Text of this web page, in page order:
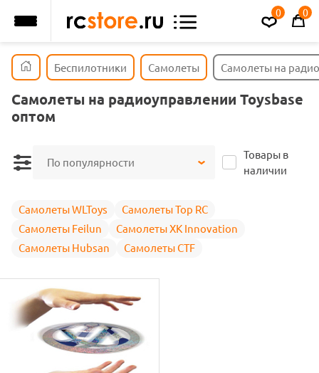
0 0
Беспилотники Самолеты Самолеты на
Самолеты на радиоуправлении Toysbase
оптом
По популярности
Товары в
наличии
Самолеты WLToys
Самолеты Top RC
Самолеты Feilun
Самолеты XK Innovation
Самолеты Hubsan
Самолеты CTF